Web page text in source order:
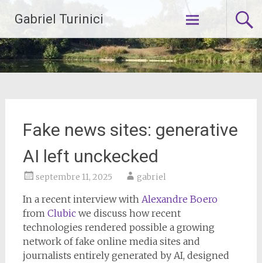
contenu
principal
Gabriel Turinici
Fake news sites: generative
AI left unckecked
septembre 11, 2025 gabriel
In a recent interview with Alexandre Boero
from Clubicwe discuss how recent
technologies rendered possible a growing
network of fake online media sites and
journalists entirely generated by AI, designed